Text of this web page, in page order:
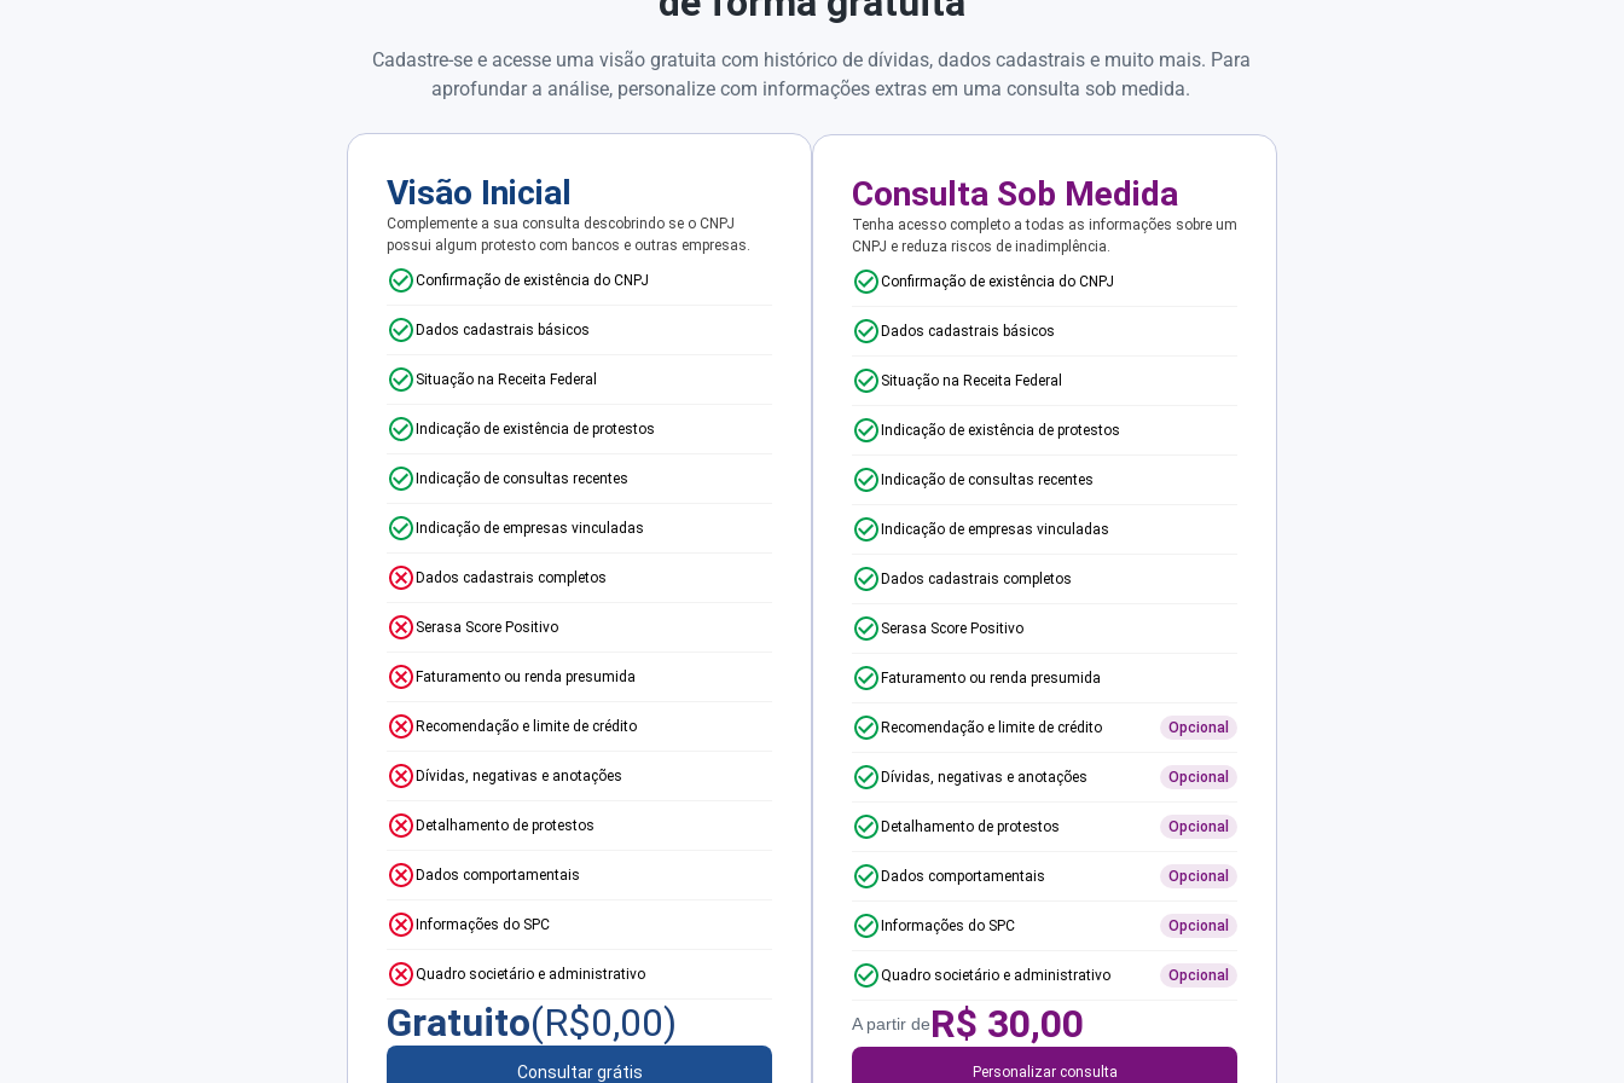
Cadastre-se e acesse uma visão gratuita com histórico de dívidas, dados cadastrais e muito mais. Para
aprofundar a análise, personalize com informações extras em uma consulta sob medida.
Visão Inicial
Complemente a sua consulta descobrindo se o CNPJ
possui algum protesto com bancos e outras empresas.
Confirmação de existência do CNPJ
Dados cadastrais básicos
Situação na Receita Federal
Indicação de existência de protestos
Indicação de consultas recentes
Indicação de empresas vinculadas
Dados cadastrais completos
Serasa Score Positivo
Faturamento ou renda presumida
Recomendação e limite de crédito
Dívidas, negativas e anotações
Detalhamento de protestos
Dados comportamentais
Informações do SPC
Quadro societário e administrativo
Gratuito(R$0,00)
Consultar grátis
Consulta Sob Medida
Tenha acesso completo a todas as informações sobre um
CNPJ e reduza riscos de inadimplência.
Confirmação de existência do CNPJ
Dados cadastrais básicos
Situação na Receita Federal
Indicação de existência de protestos
Indicação de consultas recentes
Indicação de empresas vinculadas
Dados cadastrais completos
Serasa Score Positivo
Faturamento ou renda presumida
Recomendação e limite de crédito Opcional
Dívidas, negativas e anotações Opcional
Detalhamento de protestos Opcional
Dados comportamentais Opcional
Informações do SPC Opcional
Quadro societário e administrativo Opcional
A partir deR$ 30,00
Personalizar consulta